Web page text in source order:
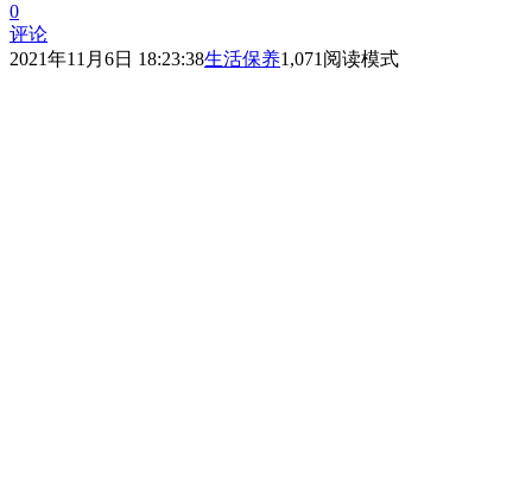
0
评论
2021年11月6日 18:23:38生活保养1,071 阅读模式